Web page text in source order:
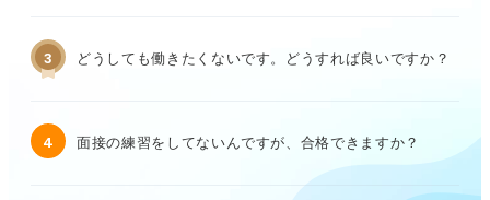
3 どうしても働きたくないです。どうすれば良いですか？
4 面接の練習をしてないんですが、合格できますか？